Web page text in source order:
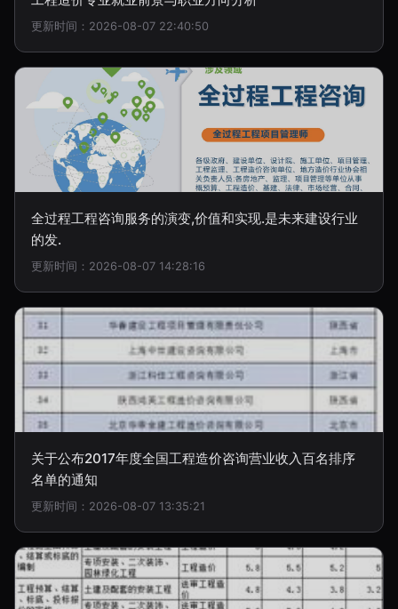
更新时间：2026-08-07 22:40:50
全过程工程咨询服务的演变,价值和实现.是未来建设行业
的发.
更新时间：2026-08-07 14:28:16
关于公布2017年度全国工程造价咨询营业收入百名排序
名单的通知
更新时间：2026-08-07 13:35:21